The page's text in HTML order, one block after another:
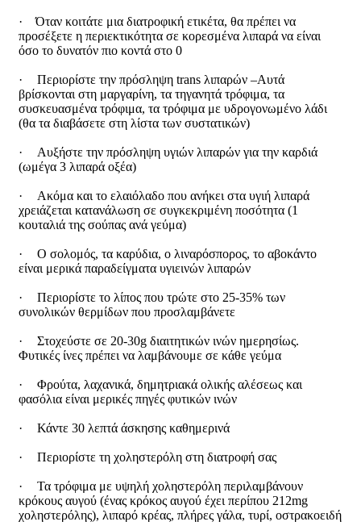
·
Όταν κοιτάτε μια διατροφική ετικέτα, θα πρέπει να
προσέξετε η περιεκτικότητα σε κορεσμένα λιπαρά να είναι
όσο το δυνατόν πιο κοντά στο 0
· Περιορίστε την πρόσληψη trans λιπαρών –Αυτά
βρίσκονται στη μαργαρίνη, τα τηγανητά τρόφιμα, τα
συσκευασμένα τρόφιμα, τα τρόφιμα με υδρογονωμένο λάδι
(θα τα διαβάσετε στη λίστα των συστατικών)
·
Αυξήστε την πρόσληψη υγιών λιπαρών για την καρδιά
(ωμέγα 3 λιπαρά οξέα)
·
Ακόμα και το ελαιόλαδο που ανήκει στα υγιή λιπαρά
χρειάζεται κατανάλωση σε συγκεκριμένη ποσότητα (1
κουταλιά της σούπας ανά γεύμα)
·
Ο σολομός, τα καρύδια, ο λιναρόσπορος, το αβοκάντο
είναι μερικά παραδείγματα υγιεινών λιπαρών
·
Περιορίστε το λίπος που τρώτε στο 25-35% των
συνολικών θερμίδων που προσλαμβάνετε
·
Στοχεύστε σε 20-30g διαιτητικών ινών ημερησίως.
Φυτικές ίνες πρέπει να λαμβάνουμε σε κάθε γεύμα
·
Φρούτα, λαχανικά, δημητριακά ολικής αλέσεως και
φασόλια είναι μερικές πηγές φυτικών ινών
· Κάντε 30 λεπτά άσκησης καθημερινά
· Περιορίστε τη χοληστερόλη στη διατροφή σας
·
Τα τρόφιμα με υψηλή χοληστερόλη περιλαμβάνουν
κρόκους αυγού (ένας κρόκος αυγού έχει περίπου 212mg
χοληστερόλης), λιπαρό κρέας, πλήρες γάλα, τυρί, οστρακοειδή